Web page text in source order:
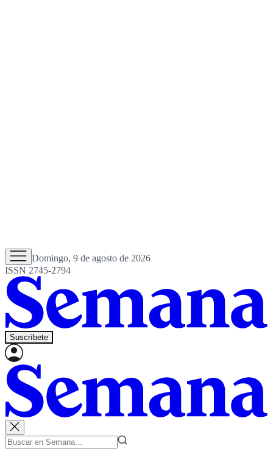
Domingo, 9 de agosto de 2026
ISSN 2745-2794
Suscríbete